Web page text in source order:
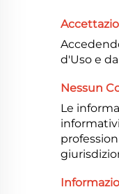
d'Uso e
Nessun
Le